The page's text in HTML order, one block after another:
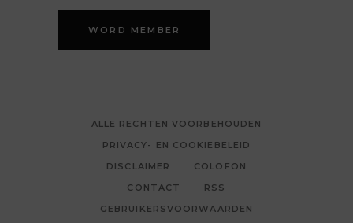
WORD MEMBER
ALLE RECHTEN VOORBEHOUDEN
PRIVACY- EN COOKIEBELEID
DISCLAIMER
COLOFON
CONTACT
RSS
GEBRUIKERSVOORWAARDEN